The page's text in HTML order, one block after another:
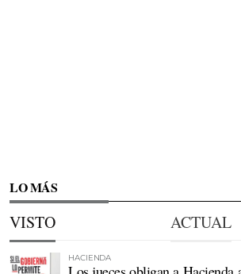
LO MÁS
VISTO ACTUAL
HACIENDA